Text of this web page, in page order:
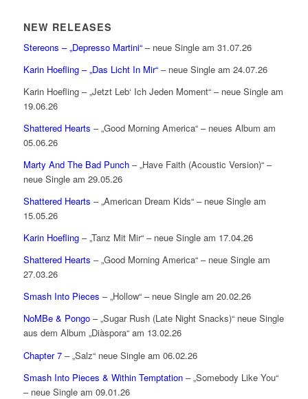
NEW RELEASES
Stereons – „Depresso Martini“– neue Single am 31.07.26
Karin Hoefling – „Das Licht In Mir“– neue Single am 24.07.26
Karin Hoefling – „Jetzt Leb‘ Ich Jeden Moment“ – neue Single am
19.06.26
Shattered Hearts – „Good Morning America“ – neues Album am
05.06.26
Marty And The Bad Punch– „Have Faith (Acoustic Version)“ –
neue Single am 29.05.26
Shattered Hearts – „American Dream Kids“ – neue Single am
15.05.26
Karin Hoefling– „Tanz Mit Mir“ – neue Single am 17.04.26
Shattered Hearts – „Good Morning America“ – neue Single am
27.03.26
Smash Into Pieces – „Hollow“ – neue Single am 20.02.26
NoMBe & Pongo– „Sugar Rush (Late Night Snacks)“ neue Single
aus dem Album „Diàspora“ am 13.02.26
Chapter 7– „Salz“ neue Single am 06.02.26
Smash Into Pieces & Within Temptation– „Somebody Like You“
– neue Single am 09.01.26